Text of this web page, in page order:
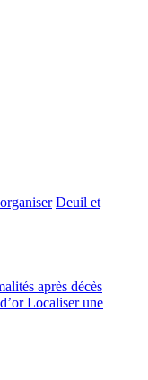
Deuil et
après décès
Localiser une